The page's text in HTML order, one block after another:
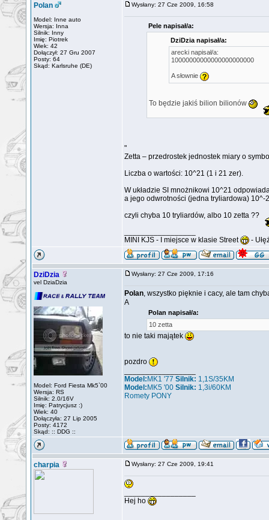
Polan
Model: Inne auto
Wersja: Inna
Silnik: Inny
Imię: Piotrek
Wiek: 42
Dołączył: 27 Gru 2007
Posty: 64
Skąd: Karlsruhe (DE)
Wysłany: 27 Cze 2009, 16:58
Pele napisał/a:
DziDzia napisał/a:
arecki napisał/a:
10000000000000000000000
A słownie
To będzie jakiś bilion bilionów
"
Zetta – przedrostek jednostek miary o
Liczba o wartości: 10^21 (1 i 21 zer).
W układzie SI mnożnikowi 10^21
a jego odwrotności (jedna tryliardowa) 10^-
czyli chyba 10 tryliardów, albo 10 zetta ??
MINI KJS - I miejsce w klasie Street
-
DziDzia
vel DziaDzia
Model: Ford Fiesta Mk5`00
Wersja: RS
Silnik: 2.0/16V
Imię: Patrycjusz :)
Wiek: 40
Dołączyła: 27 Lip 2005
Posty: 4172
Skąd: :: DDG ::
Wysłany: 27 Cze 2009, 17:16
Polan, wszystko pięknie i cacy, ale tam
A
Polan napisał/a:
10 zetta
to nie taki majątek
pozdro
Model: MK1 '77 Silnik: 1,1S/35KM
Model: MK5 '00 Silnik: 1,3i/60KM
Romety PONY
charpia Wysłany: 27 Cze 2009, 19:41
Hej ho